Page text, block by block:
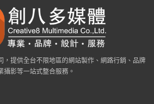
，提供全台不限地區的網站製作、網路行銷、品牌
攝影等一站式整合服務。